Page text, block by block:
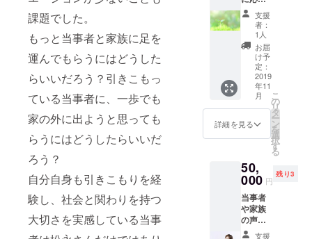
課題でした。
もっと当事者と家族に足を
運んでもらうにはどうした
らいいだろう？引きこもっ
ている当事者に、一歩でも
家の外に出ようと思っても
らうにはどうしたらいいだ
ろう？
自分自身も引きこもりを経
験し、社会と関わりを持つ
大切さを実感している当事
家・コ
ラムニ
スト・
男性モ
デル。
愛称は
「春彦
ん」。
兵庫県
神戸市
校・高
等学校
卒業。
血液型
はA型。
障害の
ある児
れなデ
ザイ
ン、肌
触りの
よい生
地で大
人気の
JAMMI
NのT
シャ
ツ。再
価値が
あると
メッ
セージ
をのせ
たイラ
したい
人へ！
HPにバ
ナー広
告を出
しま
す。 文
化祭HP
にお礼
のメッ
セージ
と共に
いたし
ます。
備考欄
に、掲
載を希
望する
会社や
支援
者：
1人
お届
け予
定：
2019
年11
月
詳細を見る
こ
の
リ
タ
ー
ン
を
選
択
す
る
50,
000 円
残り3
当事者
や家族
の声が
聞きた
支援